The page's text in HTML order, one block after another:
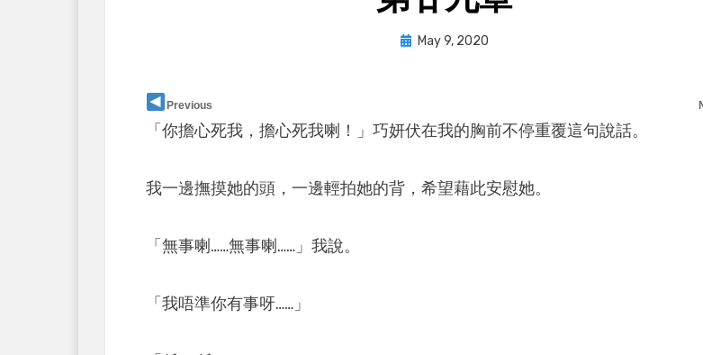
byuser
PostedMay 9, 2020
Previous
「你擔心死我，擔心死我喇！」巧妍伏在我的胸前不停重覆這句說話。
我一邊撫摸她的頭，一邊輕拍她的背，希望藉此安慰她。
「無事喇……無事喇……」我說。
「我唔準你有事呀……」